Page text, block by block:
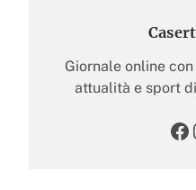
Giornale online
attualità e sport
Facebook